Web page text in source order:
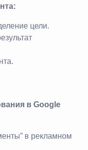
цели.
в Google
в рекламном